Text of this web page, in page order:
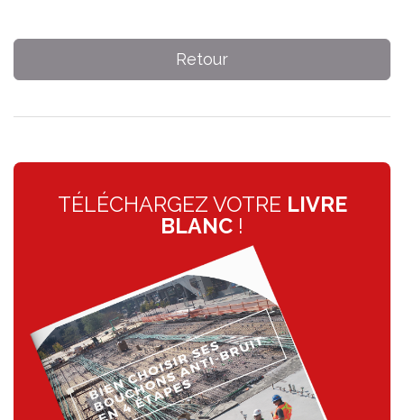
Retour
TÉLÉCHARGEZ VOTRE LIVRE
BLANC !